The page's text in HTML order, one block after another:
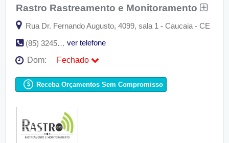
Rastro Rastreamento e Monitoramento
Rua Dr. Fernando Augusto, 4099, sala 1 - Caucaia - CE
(85) 3245-7701 / (85) 9954-5257 / (85) 8703-8833
ver telefone
Dom:
Fechado
Ter:
09:00 - 18:00
Qua:
09:00 - 18:00
09:00 - 18:00
Sáb:
Fechado
Dom:
Fechado
Receba Orçamentos Sem Compromisso